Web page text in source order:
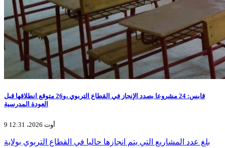
قابس: 24 مشروعا بصدد الإنجاز في القطاع التربوي ،و26 متوقع انطلاقها قبل
العودة المدرسية
9 أوت 2026، 12:31
بلغ عدد المشاريع التي يتم انجازها حاليا في القطاع التربوي بولاية